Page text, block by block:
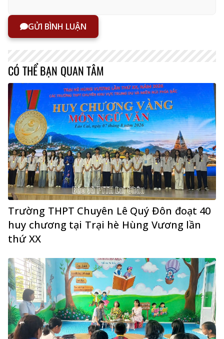
GỬI BÌNH LUẬN
CÓ THỂ BẠN QUAN TÂM
Trường THPT Chuyên Lê Quý Đôn đoạt 40
huy chương tại Trại hè Hùng Vương lần
thứ XX